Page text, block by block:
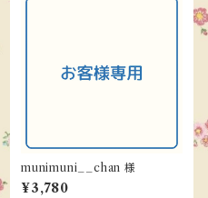
munimuni__chan 様
¥3,780